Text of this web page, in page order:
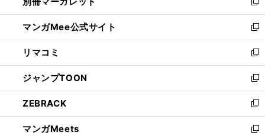
開
く
ィ
ン
ド
ウ
で
開
く
い
ウ
ィ
ン
ド
ウ
で
開
く
新
し
い
ウ
ィ
ン
ド
ウ
で
開
く
マンガMee公式サイト
新
し
い
ウ
ィ
ン
ド
ウ
で
リマコミ
新
し
い
ウ
ィ
ン
ド
ジャンプTOON
新
し
い
ウ
ィ
ZEBRACK
新
し
い
マンガMeets
新